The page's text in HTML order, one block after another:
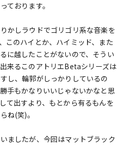
ております。
かしラウドでゴリゴリ系な音楽を
このハイとか、ハイミッド、また
に越したことがないので、そうい
来るこのアトリエBetaシリーズは
し、輪郭がしっかりしているの
手もかなりいいじゃないかなと思
て出すより、もとから有るもんを
ね(笑)。
ましたが、今回はマットブラック